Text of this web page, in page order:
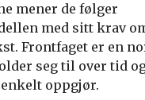
mener de følger
med sitt krav
Frontfaget er en
seg til over tid
oppgjør.